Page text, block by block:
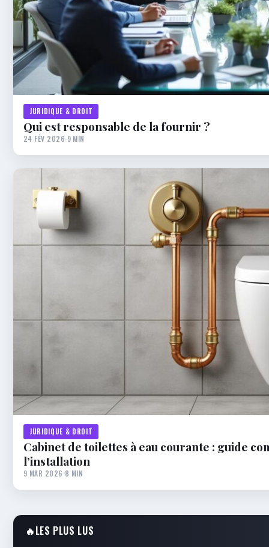
JURIDIQUE & DROIT
Qui est responsable de la fournir ?
24 FÉV 2026·9 MIN
JURIDIQUE & DROIT
Cabinet de toilettes à eau courante : guide
l’installation
9 MAR 2026·8 MIN
🔥LES PLUS LUS